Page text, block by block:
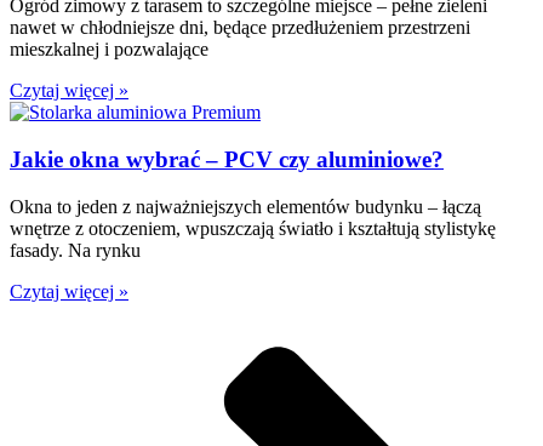
Ogród zimowy z tarasem to szczególne miejsce – pełne zieleni
nawet w chłodniejsze dni, będące przedłużeniem przestrzeni
mieszkalnej i pozwalające
Czytaj więcej »
Jakie okna wybrać – PCV czy aluminiowe?
Okna to jeden z najważniejszych elementów budynku – łączą
wnętrze z otoczeniem, wpuszczają światło i kształtują stylistykę
fasady. Na rynku
Czytaj więcej »